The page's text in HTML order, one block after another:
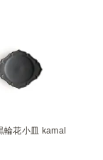
輪花小皿 kamal